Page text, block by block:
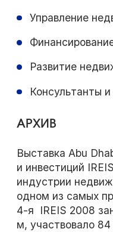
Управление
Развитие
Консультанты
АРХИВ
Выставка Abu
и инвестиций
индустрии
одном из самых
4-я IREIS 2008
м, участвовало